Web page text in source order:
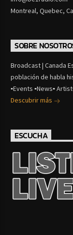
Montreal, Quebec,
SOBRE
Broadcast | Canada
población de habla
▪Events ▪News▪
Descubrir más
ESCUCHA